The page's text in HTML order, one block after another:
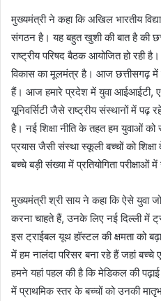
मुख्यमंत्री ने कहा कि अखिल भारतीय
संगठन है। यह बहुत खुशी की बात है की
राष्ट्रीय परिषद बैठक आयोजित हो रही
विकास का मूलमंत्र है। आज छत्तीसगढ़ में
हैं। आज हमारे प्रदेश में युवा आईआईटी,
यूनिवर्सिटी जैसे राष्ट्रीय संस्थानों में पढ़
है। नई शिक्षा नीति के तहत हम युवाओं
प्रयास जैसी संस्था स्कूली बच्चों को
बच्चे बड़ी संख्या में प्रतियोगिता
मुख्यमंत्री श्री साय ने कहा कि ऐसे युवा
करना चाहते हैं, उनके लिए नई दिल्ली में
इस ट्राईबल यूथ हॉस्टल की क्षमता को
में हम नालंदा परिसर बना रहे हैं जहां
हमने यहां पहल की है कि मेडिकल की पढ़ाई
में प्राथमिक स्तर के बच्चों को उनकी